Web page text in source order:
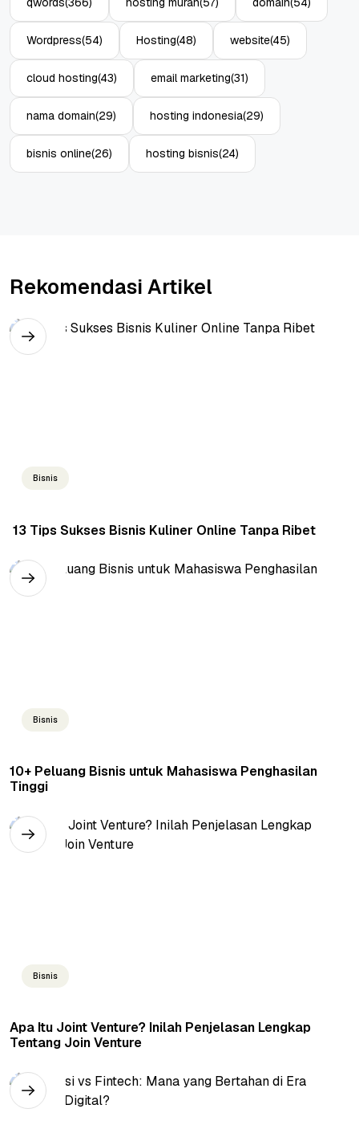
Wordpress(54) Hosting(48) website(45)
cloud hosting(43) email marketing(31)
nama domain(29) hosting indonesia(29)
bisnis online(26) hosting bisnis(24)
Rekomendasi Artikel
Bisnis
13 Tips Sukses Bisnis Kuliner Online Tanpa Ribet
Bisnis
10+ Peluang Bisnis untuk Mahasiswa Penghasilan
Tinggi
Bisnis
Apa Itu Joint Venture? Inilah Penjelasan Lengkap
Tentang Join Venture